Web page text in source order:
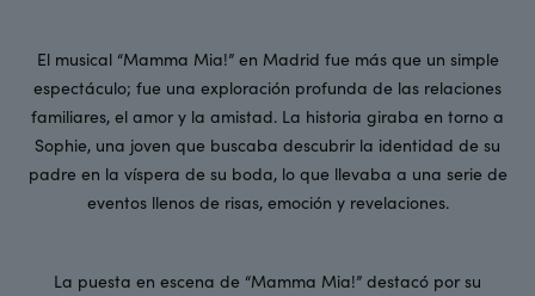
El musical “Mamma Mia!” en Madrid fue más que un simple
espectáculo; fue una exploración profunda de las relaciones
familiares, el amor y la amistad. La historia giraba en torno a
Sophie, una joven que buscaba descubrir la identidad de su
padre en la víspera de su boda, lo que llevaba a una serie de
eventos llenos de risas, emoción y revelaciones.
La puesta en escena de “Mamma Mia!” destacó por su